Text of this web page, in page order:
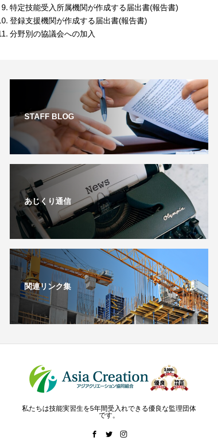
特定技能受入所属機関が作成する届出書(報告書)
登録支援機関が作成する届出書(報告書)
分野別の協議会への加入
STAFF BLOG
あじくり通信
関連リンク集
私たちは技能実習生を5年間受入れできる優良な監理団体
です。